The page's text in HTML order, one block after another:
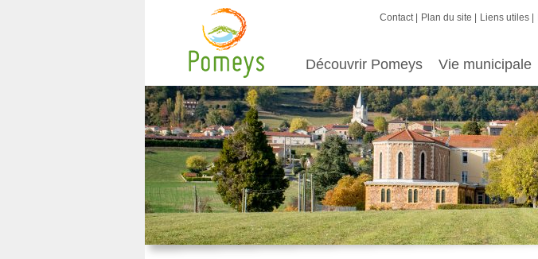
Contact Plan du site Liens utiles
Découvrir Pomeys Vie municipale